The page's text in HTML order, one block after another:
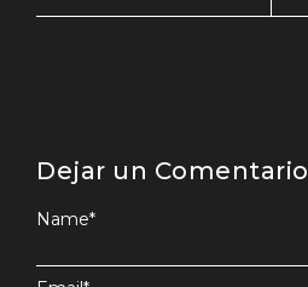
Dejar un Comentario
Name*